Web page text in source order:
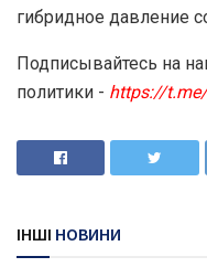
гибридное давление
Подписывайтесь на
политики - https://
ІНШІ НОВИНИ